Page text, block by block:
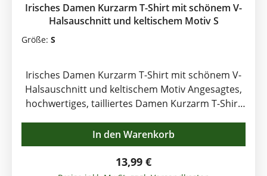
Irisches Damen Kurzarm T-Shirt mit schönem V-
Halsauschnitt und keltischem Motiv S
Größe: S
Irisches Damen Kurzarm T-Shirt mit schönem V-
Halsauschnitt und keltischem Motiv Angesagtes,
hochwertiges, tailliertes Damen Kurzarm T-Shirt
interessantem, farbigem, keltischem Tiermotiv
auf kosmisch anmutendem Hintergrund.
Inspiriert durch Vorlagen aus dem Book of Kells.
Regulärer Preis:
13,99 €
In den Warenkorb